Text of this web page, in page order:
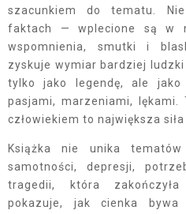
szacunkiem do tematu.
faktach — wplecione są w
wspomnienia, smutki i
zyskuje wymiar bardziej
tylko jako legendę, ale
pasjami, marzeniami,
człowiekiem to największa
Książka nie unika
samotności, depresji,
tragedii, która
pokazuje, jak cienka bywa